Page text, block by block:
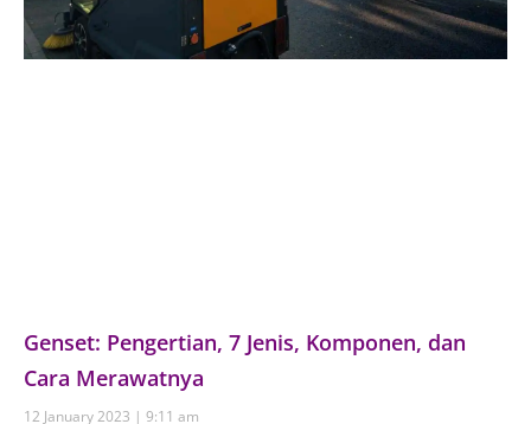
Genset: Pengertian, 7 Jenis, Komponen, dan
Cara Merawatnya
12 January 2023
9:11 am